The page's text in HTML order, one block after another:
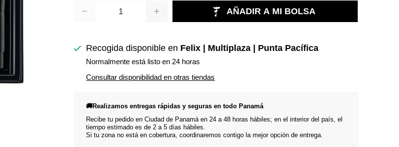
AÑADIR A MI BOLSA
Recogida disponible en Felix | Multiplaza | Punta Pacífica
Normalmente está listo en 24 horas
Consultar disponibilidad en otras tiendas
🚚Realizamos entregas rápidas y seguras en todo Panamá
Recibe tu pedido en Ciudad de Panamá en 24 a 48 horas hábiles; en el interior del país, el
tiempo estimado es de 2 a 5 días hábiles.
Si tu zona no está en cobertura, coordinaremos contigo la mejor opción de entrega.